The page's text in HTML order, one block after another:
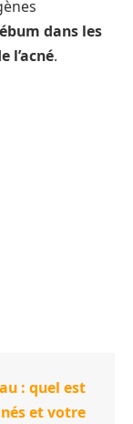
dans les
l’acné.
: quel est
et votre